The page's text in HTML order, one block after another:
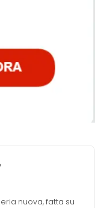
nuova, fatta su